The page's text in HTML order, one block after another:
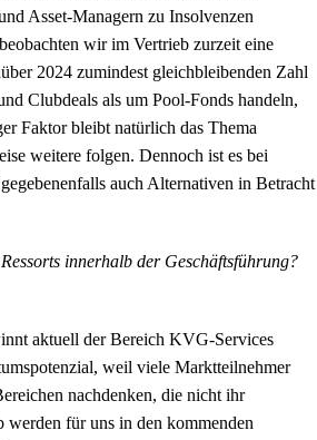
Asset-Managern zu Insolvenzen
wir im Vertrieb zurzeit eine
2024 zumindest gleichbleibenden Zahl
Clubdeals als um Pool-Fonds handeln,
Faktor bleibt natürlich das Thema
weitere folgen. Dennoch ist es bei
auch Alternativen in Betracht
innerhalb der Geschäftsführung?
aktuell der Bereich KVG-Services
weil viele Marktteilnehmer
nachdenken, die nicht ihr
für uns in den kommenden